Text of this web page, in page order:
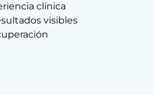
clínica
visibles